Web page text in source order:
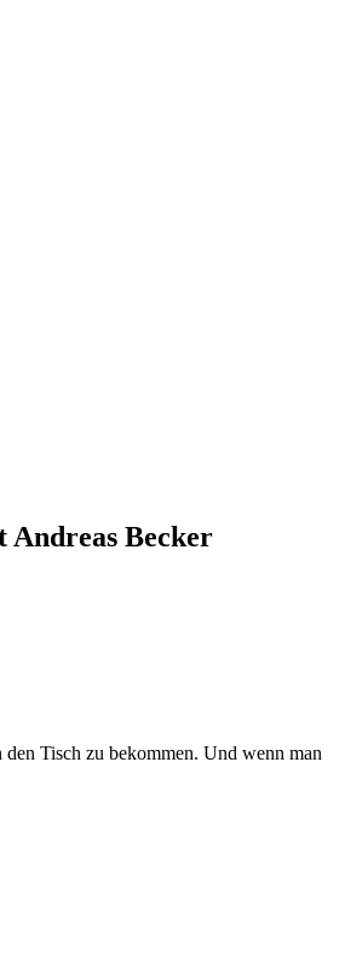
Andreas Becker
Tisch zu bekommen. Und wenn man